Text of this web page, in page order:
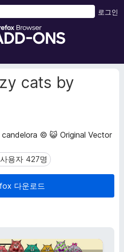
F
e
우
부
가
능
로그인
cats by
© 😺 Original Vector
자 427명
사용자 427명
다운로드